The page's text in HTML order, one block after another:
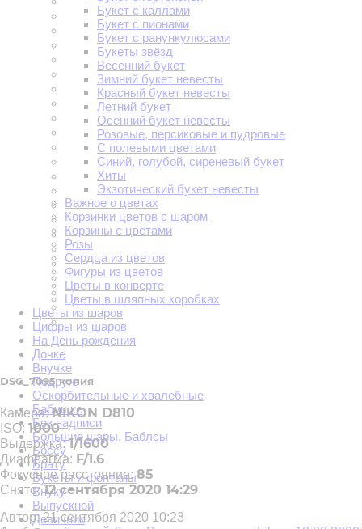
Букет с каллами
Букет с пионами
Букет с ранункулюсами
Букеты звёзд
Весенний букет
Зимний букет невесты
Красный букет невесты
Летний букет
Осенний букет невесты
Розовые, персиковые и пудровые
С полевыми цветами
Синий, голубой, сиреневый букет
Хиты
Экзотический букет невесты
Важное о цветах
Корзинки цветов с шаром
Корзины с цветами
Розы
Сердца из цветов
Фигуры из цветов
Цветы в конверте
Цветы в шляпных коробках
Цветы из шаров
Цифры из шаров
На День рождения
Дочке
Внучке
Подруге
Оскорбительные и хвалебные
Бабушке
Без надписи
Большие шары. Баблсы
Боссу
Брату
Букеты и фонтаны
Внуку
Выпускной
Девичник
DSC_7095 копия
Камера:NIKON D810
ISO: 1000
Выдержка:1/1600
Диафрагма: F/1.6
Фокусное расстояние:85
Снято:12 сентября 2020 14:29
Автор:21 сентября 2020 10:23